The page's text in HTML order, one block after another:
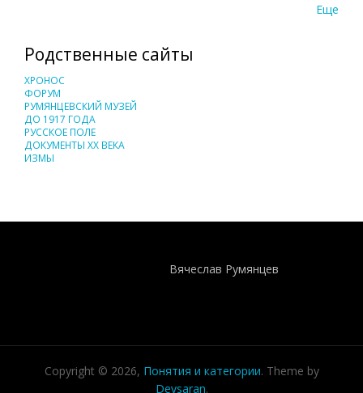
Еще
Родственные сайты
ХРОНОС
ФОРУМ
РУМЯНЦЕВСКИЙ МУЗЕЙ
ДО 1917 ГОДА
РУССКОЕ ПОЛЕ
ДОКУМЕНТЫ XX ВЕКА
ИЗМЫ
Вячеслав Румянцев
Copyright © 2026, Понятия и категории. Theme by
Devsaran.